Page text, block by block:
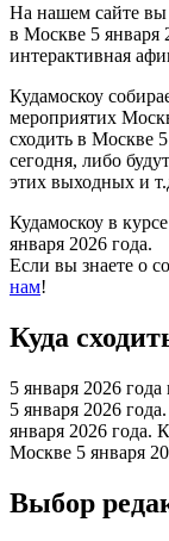
На нашем сайте вы
в Москве 5 января
интерактивная
Кудамоскоу
мероприятих
сходить в Москве
сегодня, либо
этих выходных и
Кудамоскоу в курсе
января 2026 года.
Если вы знаете о
нам!
Куда
5 января 2026
5 января 2026
января 2026 года.
Москве 5 января
Выбор